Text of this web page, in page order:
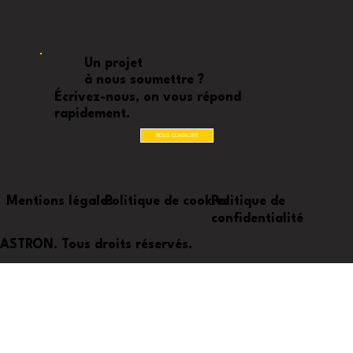
Un projet
à nous soumettre ?
Écrivez-nous, on vous répond
rapidement.
NOUS CONTACTER
Mentions légalesPolitique de cookiesPolitique de
confidentialité
Tous droits réservés.